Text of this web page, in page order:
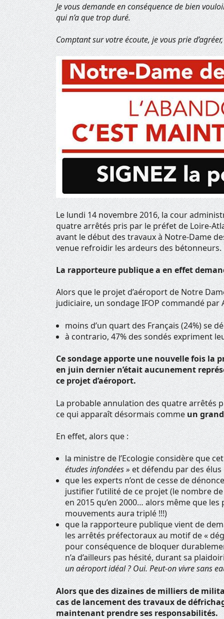
Je vous demande en conséquence de bien
qui n’a que trop duré.
Comptant sur votre écoute, je vous prie
Le lundi 14 novembre 2016, la cour
quatre arrêtés pris par le préfet de Loire-
avant le début des travaux à Notre-Dame
venue refroidir les ardeurs des bétonneurs.
La rapporteure publique a en effet
Alors que le projet d’aéroport de Notre
judiciaire, un sondage IFOP commandé
moins d’un quart des Français (24%) se
à contrario, 47% des sondés expriment
Ce sondage apporte une nouvelle fois la
en juin dernier n’était aucunement
ce projet d’aéroport.
La probable annulation des quatre arrêtés
ce qui apparaît désormais commeun
En effet, alors que :
la ministre de l’Ecologie considère que
études infondées »et défendu par des élus
que les experts n’ont de cesse de
justifier l’utilité de ce projet (le nombre
en 2015 qu’en 2000… alors même que
mouvements aura triplé !!!)
que la rapporteure publique vient de
les arrêtés préfectoraux au motif de «
pour conséquence de bloquer
n’a d’ailleurs pas hésité, durant sa
un aéroport idéal ? Oui. Peut-on vivre sans
Alors que des dizaines de milliers de
cas de lancement des travaux de
maintenant prendre ses responsabilités.